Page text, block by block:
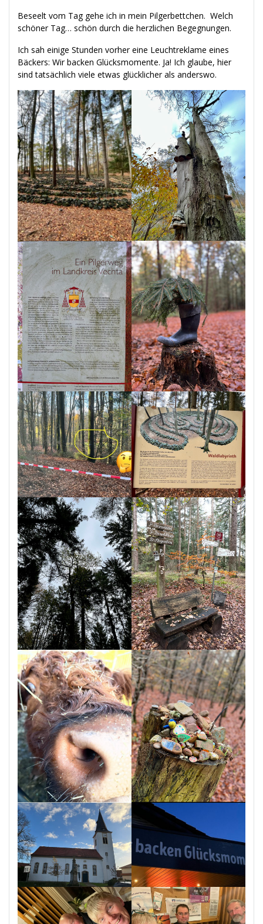
Beseelt vom Tag gehe ich in mein Pilgerbettchen. Welch
schöner Tag… schön durch die herzlichen Begegnungen.
Ich sah einige Stunden vorher eine Leuchtreklame eines
Bäckers: Wir backen Glücksmomente. Ja! Ich glaube, hier
sind tatsächlich viele etwas glücklicher als anderswo.